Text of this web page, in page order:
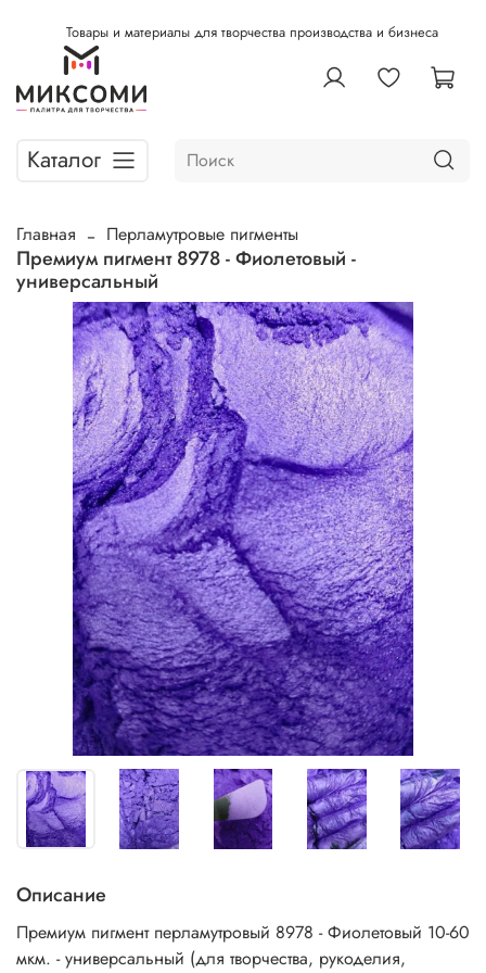
Товары и материалы для творчества производства и бизнеса
Каталог
Главная Перламутровые пигменты
Премиум пигмент 8978 - Фиолетовый -
универсальный
Описание
Премиум пигмент перламутровый 8978 - Фиолетовый 10-60
мкм. - универсальный (для творчества, рукоделия,